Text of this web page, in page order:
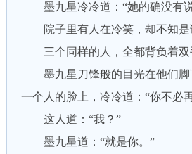
墨九星冷冷道：“她的确没有
院子里有人在冷笑，却不知是
三个同样的人，全都背负着双
墨九星刀锋般的目光在他们脚
一个人的脸上，冷冷道：“你不必
这人道：“我？”
墨九星道：“就是你。”